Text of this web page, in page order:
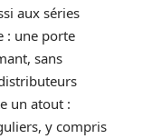
aux séries
: une porte
sans
un atout :
y compris